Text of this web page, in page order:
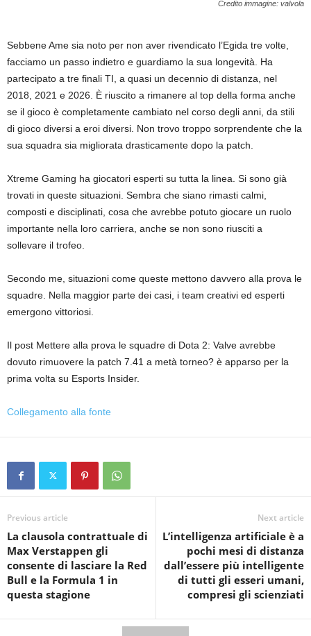
Credito immagine: valvola
Sebbene Ame sia noto per non aver rivendicato l’Egida tre volte,
facciamo un passo indietro e guardiamo la sua longevità. Ha
partecipato a tre finali TI, a quasi un decennio di distanza, nel
2018, 2021 e 2026. È riuscito a rimanere al top della forma anche
se il gioco è completamente cambiato nel corso degli anni, da stili
di gioco diversi a eroi diversi. Non trovo troppo sorprendente che la
sua squadra sia migliorata drasticamente dopo la patch.
Xtreme Gaming ha giocatori esperti su tutta la linea. Si sono già
trovati in queste situazioni. Sembra che siano rimasti calmi,
composti e disciplinati, cosa che avrebbe potuto giocare un ruolo
importante nella loro carriera, anche se non sono riusciti a
sollevare il trofeo.
Secondo me, situazioni come queste mettono davvero alla prova le
squadre. Nella maggior parte dei casi, i team creativi ed esperti
emergono vittoriosi.
Il post Mettere alla prova le squadre di Dota 2: Valve avrebbe
dovuto rimuovere la patch 7.41 a metà torneo? è apparso per la
prima volta su Esports Insider.
Collegamento alla fonte
Previous article
La clausola contrattuale di
Max Verstappen gli
consente di lasciare la Red
Bull e la Formula 1 in
questa stagione
Next article
L’intelligenza artificiale è a
pochi mesi di distanza
dall’essere più intelligente
di tutti gli esseri umani,
compresi gli scienziati